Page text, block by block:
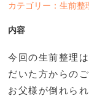
カテゴリー：生前整
内容
今回の生前整理
だいた方からの
お父様が倒れら